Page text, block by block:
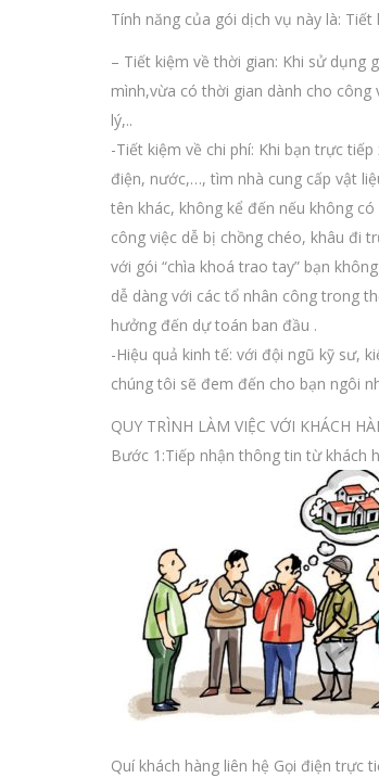
Tính năng của gói dịch vụ này là: Tiết
– Tiết kiệm về thời gian: Khi sử dụng
mình,vừa có thời gian dành cho
lý,..
-Tiết kiệm về chi phí: Khi bạn trực
điện, nước,…, tìm nhà cung cấp vật
tên khác, không kể đến nếu không
công việc dễ bị chồng chéo, khâu đi
với gói “chìa khoá trao tay” bạn
dễ dàng với các tổ nhân công trong
hưởng đến dự toán ban đầu .
-Hiệu quả kinh tế: với đội ngũ kỹ sư,
chúng tôi sẽ đem đến cho bạn ngôi
QUY TRÌNH LÀM VIỆC VỚI KHÁCH
Bước 1:Tiếp nhận thông tin từ khách
Quí khách hàng liên hệ Gọi điện trực